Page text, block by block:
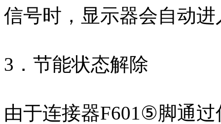
信号时，显示器会自动
3．节能状态解除
由于连接器F601⑤脚通